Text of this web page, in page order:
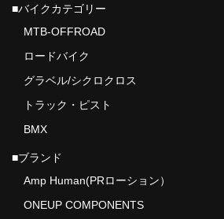
TRICKSTUFF
ONEUP COMPONENTS
GALFER BIKE
Sinter
■バイクカテゴリー
MTB-OFFROAD
ロードバイク
グラベル/シクロクロス
トラック・ピスト
BMX
■ブランド
Amp Human(PRローション）
ONEUP COMPONENTS